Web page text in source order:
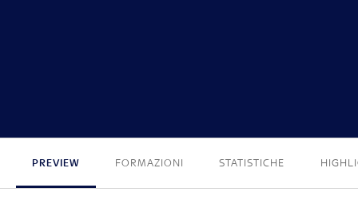
PREVIEW FORMAZIONI STATISTICHE